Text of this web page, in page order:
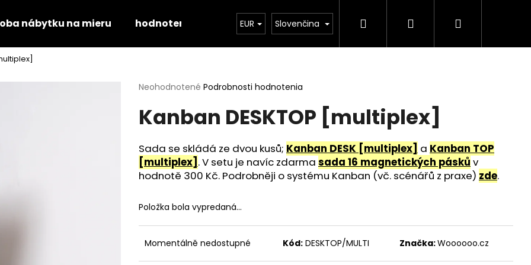
nábytku na mieru hodnotenie obchodu kontakt
EUR Slovenčina Hľadať PrihlásenieNákupný
Priemerné
produktu
je
z
5
hviezdičiek.
Neohodnotené Podrobnosti hodnotenia
Kanban DESKTOP [multiplex]
Sada se skládá ze dvou kusů; Kanban DESK [multiplex] a Kanban TOP
[multiplex] . V setu je navíc zdarma sada 16 magnetických pásků v
hodnotě 300 Kč. Podrobněji o systému Kanban (vč. scénářů z praxe) zde.
Položka bola vypredaná…
Momentálně nedostupné Kód: DESKTOP/MULTI Značka:Woooooo.cz
Čo potrebujete nájsť?
HĽADAŤ